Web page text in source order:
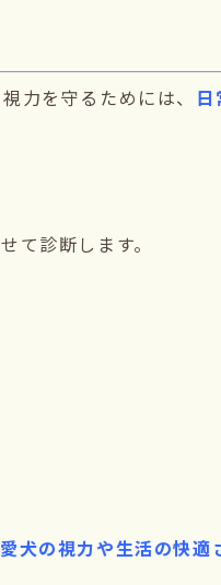
力を守るためには、
て診断します。
犬の視力や生活の快適